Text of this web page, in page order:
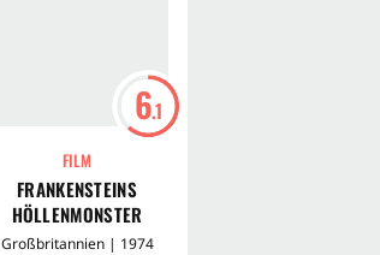
6.1
FILM
FRANKENSTEINS
HÖLLENMONSTER
Großbritannien | 1974